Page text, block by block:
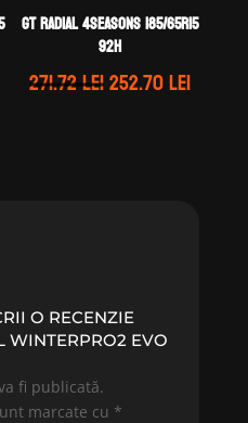
GT Radial 4SEASONS 185/65R15
92H
271.72leiPrețul
252.70leiPrețul
O RECENZIE
WINTERPRO2 EVO
fi publicată.
marcate cu *